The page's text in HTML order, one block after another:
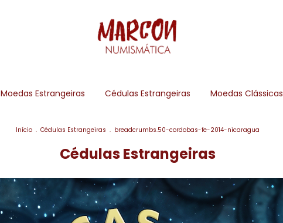
Moedas Estrangeiras Cédulas Estrangeiras Moedas Clássicas
Início . Cédulas Estrangeiras . breadcrumbs.50-cordobas-fe-2014-nicaragua
Cédulas Estrangeiras